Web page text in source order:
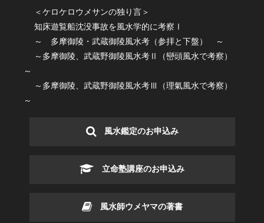
＜ケロケロウメサンの独り言＞
知床遊覧船沈没事故を風水学的に考察Ⅰ
～ 多摩御陵・武蔵御陵風水考（参拝と下盤） ～
～多摩御陵、武蔵野御陵風水考Ⅱ（巒頭風水で考察）
～
～多摩御陵、武蔵野御陵風水考Ⅲ（理氣風水で考察）
～
風水鑑定のお申込み
立命塾講座のお申込み
風水師ウメヤマの著書